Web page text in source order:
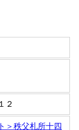
２
＞秩父札所十四